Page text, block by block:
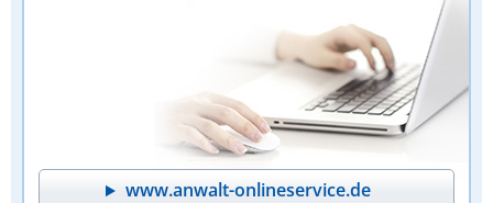
www.anwalt-onlineservice.de